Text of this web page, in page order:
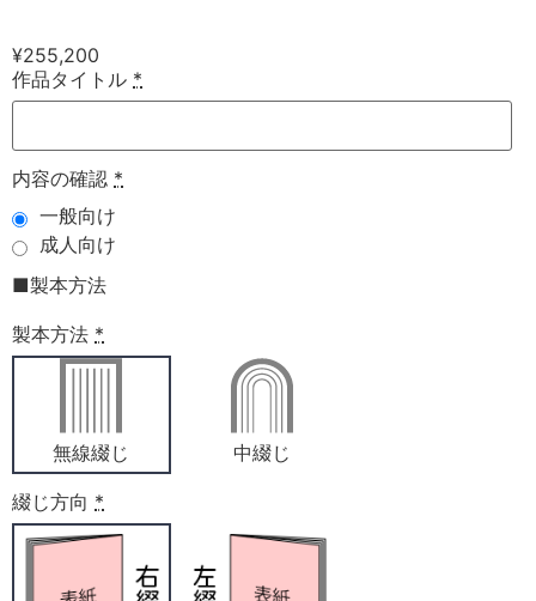
¥255,200
作品タイトル *
内容の確認 *
一般向け
成人向け
■製本方法
製本方法 *
無線綴じ 中綴じ
綴じ方向 *